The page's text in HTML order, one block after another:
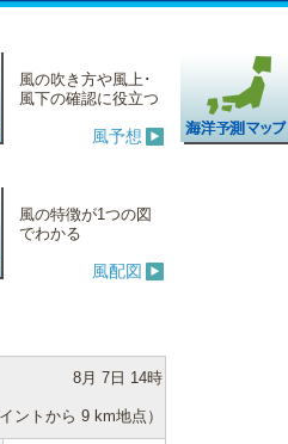
風の吹き方や風上･
風下の確認に役立つ
風予想
風の特徴が1つの図
でわかる
風配図
8月 7日 14時
イントから 9 km地点）